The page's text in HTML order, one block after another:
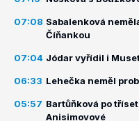
07:08 Sabalenková
Číňankou
07:04 Jódar vyřídil i
06:33 Lehečka neměl
05:57 Bartůňková po
Anisimovové